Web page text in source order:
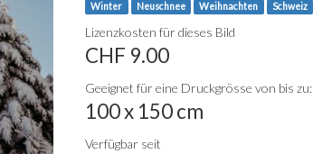
Winter Neuschnee Weihnachten Schweiz
Lizenzkosten für dieses Bild
CHF 9.00
Geeignet für eine Druckgrösse von bis zu:
100 x 150 cm
Verfügbar seit